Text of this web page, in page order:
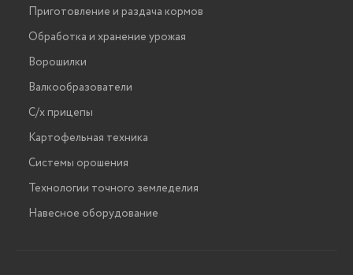
Приготовление и раздача кормов
Обработка и хранение урожая
Ворошилки
Валкообразователи
С/х прицепы
Картофельная техника
Системы орошения
Технологии точного земледелия
Навесное оборудование